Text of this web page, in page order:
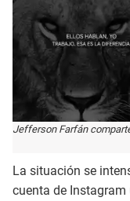
Jefferson Farfán
La situación se
cuenta de